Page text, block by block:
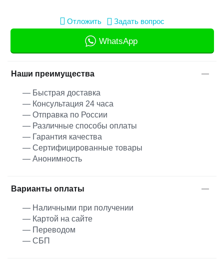
Отложить Задать вопрос
WhatsApp
Наши преимущества
— Быстрая доставка
— Консультация 24 часа
— Отправка по России
— Различные способы оплаты
— Гарантия качества
— Сертифицированные товары
— Анонимность
Варианты оплаты
— Наличными при получении
— Картой на сайте
— Переводом
— СБП